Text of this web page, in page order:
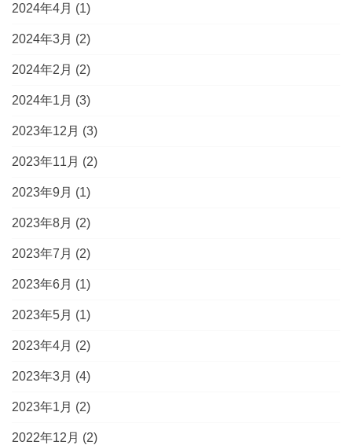
2024年4月 (1)
2024年3月 (2)
2024年2月 (2)
2024年1月 (3)
2023年12月 (3)
2023年11月 (2)
2023年9月 (1)
2023年8月 (2)
2023年7月 (2)
2023年6月 (1)
2023年5月 (1)
2023年4月 (2)
2023年3月 (4)
2023年1月 (2)
2022年12月 (2)